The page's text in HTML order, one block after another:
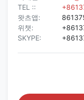
TEL ::
왓츠앱:
위챗:
SKYPE: